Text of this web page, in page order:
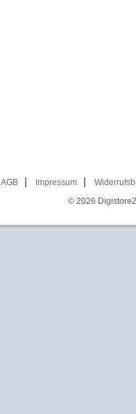
AGB Impressum
© 2026